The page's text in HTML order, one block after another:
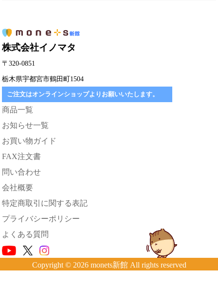
株式会社イノマタ
〒320-0851
栃木県宇都宮市鶴田町1504
ご注文はオンラインショップよりお願いいたします。
商品一覧
お知らせ一覧
お買い物ガイド
FAX注文書
問い合わせ
会社概要
特定商取引に関する表記
プライバシーポリシー
よくある質問
Copyright © 2026 monets新館 All rights reserved